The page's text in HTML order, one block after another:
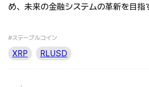
め、未来の金融システムの革新を目指
#ステーブルコイン
XRP RLUSD